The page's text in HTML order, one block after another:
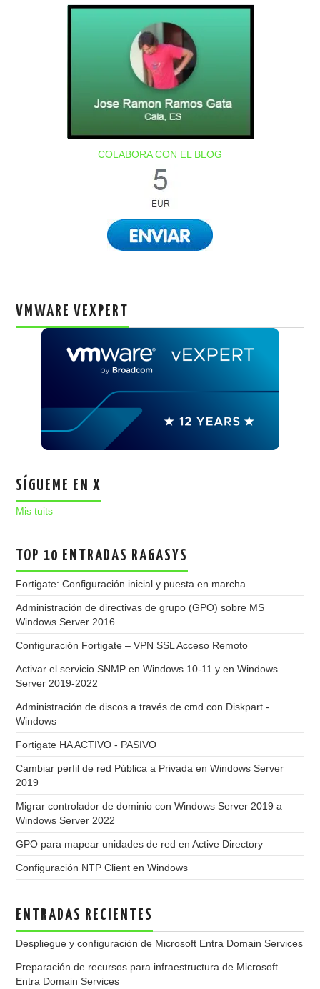
COLABORA CON EL BLOG
VMWARE VEXPERT
SÍGUEME EN X
Mis tuits
TOP 10 ENTRADAS RAGASYS
Fortigate: Configuración inicial y puesta en marcha
Administración de directivas de grupo (GPO) sobre MS
Windows Server 2016
Configuración Fortigate – VPN SSL Acceso Remoto
Activar el servicio SNMP en Windows 10-11 y en Windows
Server 2019-2022
Administración de discos a través de cmd con Diskpart -
Windows
Fortigate HA ACTIVO - PASIVO
Cambiar perfil de red Pública a Privada en Windows Server
2019
Migrar controlador de dominio con Windows Server 2019 a
Windows Server 2022
GPO para mapear unidades de red en Active Directory
Configuración NTP Client en Windows
ENTRADAS RECIENTES
Despliegue y configuración de Microsoft Entra Domain Services
Preparación de recursos para infraestructura de Microsoft
Entra Domain Services